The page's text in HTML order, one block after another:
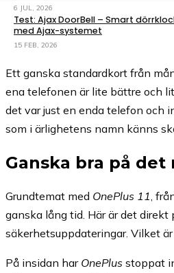
6 JUL, 2026
Test: Ajax DoorBell – Smart
med Ajax-systemet
15 FEB, 2026
Ett ganska standardkort från
ena telefonen är lite bättre och
det var just en enda telefon och
som i ärlighetens namn känns
Ganska bra på
Grundtemat med OnePlus 11 ,
ganska lång tid. Här är det
säkerhetsuppdateringar. Vilket
På insidan har OnePlus stoppat